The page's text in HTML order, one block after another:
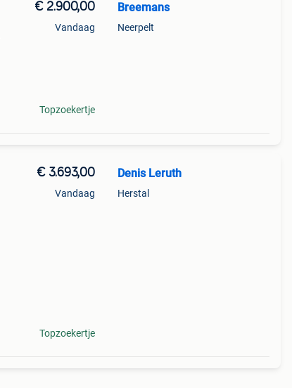
€ 2.900,00
Vandaag
Topzoekertje
Breemans
Neerpelt
€ 3.693,00
Vandaag
Topzoekertje
Denis Leruth
Herstal